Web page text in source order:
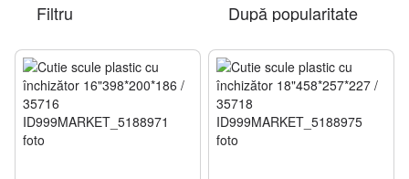
Filtru După popularitate